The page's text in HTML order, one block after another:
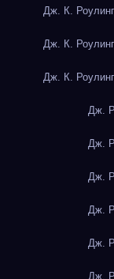
Дж. К.
Дж. К.
Дж. К.
Дж.
Дж.
Дж.
Дж.
Дж.
Дж.